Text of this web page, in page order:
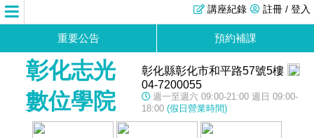
註冊 / 登入
講座紀錄
重要公告 預約補課
彰化志光
數位學院
彰化縣彰化市和平路57號5樓
04-7200055
週一至週六 09:00-21:00 週日 09:00-
18:00 (假日營業時間)